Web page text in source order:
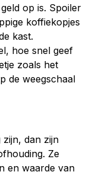
op is. Spoiler
koffiekopjes
kast.
hoe snel geef
zoals het
de weegschaal
dan zijn
Ze
en waarde van